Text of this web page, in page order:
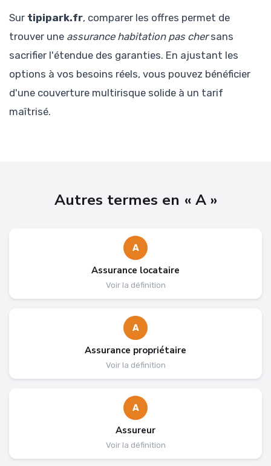
Sur tipipark.fr, comparer les offres permet de
trouver une assurance habitation pas chersans
sacrifier l'étendue des garanties. En ajustant les
options à vos besoins réels, vous pouvez bénéficier
d'une couverture multirisque solide à un tarif
maîtrisé.
Autres termes en « A »
A
Assurance locataire
Voir la définition
A
Assurance propriétaire
Voir la définition
A
Assureur
Voir la définition